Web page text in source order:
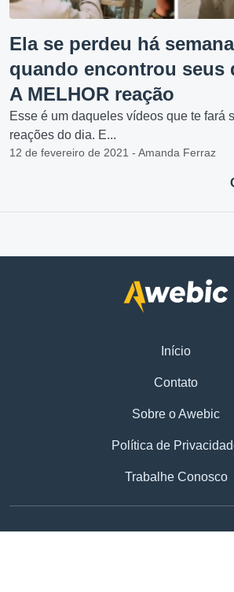
Ela se perdeu há
quando encontrou seus
A MELHOR reação
Esse é um daqueles vídeos que te fará
reações do dia. E...
12 de fevereiro de 2021 - Amanda Ferraz
Início
Contato
Sobre o Awebic
Política de
Trabalhe Conosco